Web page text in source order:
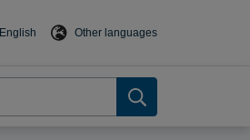
English Other languages